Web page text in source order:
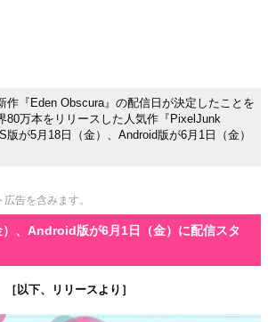
作『Eden Obscura』の配信日が決定したことを
80万本をリリースした人気作『PixelJunk
版が5月18日（金）、Android版が6月1日（金）
告を含みます。
、Android版が6月1日（金）に配信スタ
［以下、リリースより］